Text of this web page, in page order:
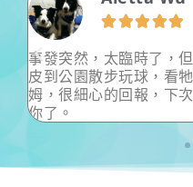
用心幫忙我，帶皮
心，很優質的保
麻煩你唷♥太感謝
非常感
有你